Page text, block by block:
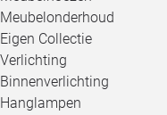
Meubelonderhoud
Eigen Collectie
Verlichting
Binnenverlichting
Hanglampen